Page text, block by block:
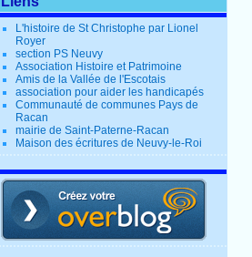
L'histoire de St Christophe par Lionel
Royer
section PS Neuvy
Association Histoire et Patrimoine
Amis de la Vallée de l'Escotais
association pour aider les handicapés
Communauté de communes Pays de
Racan
mairie de Saint-Paterne-Racan
Maison des écritures de Neuvy-le-Roi